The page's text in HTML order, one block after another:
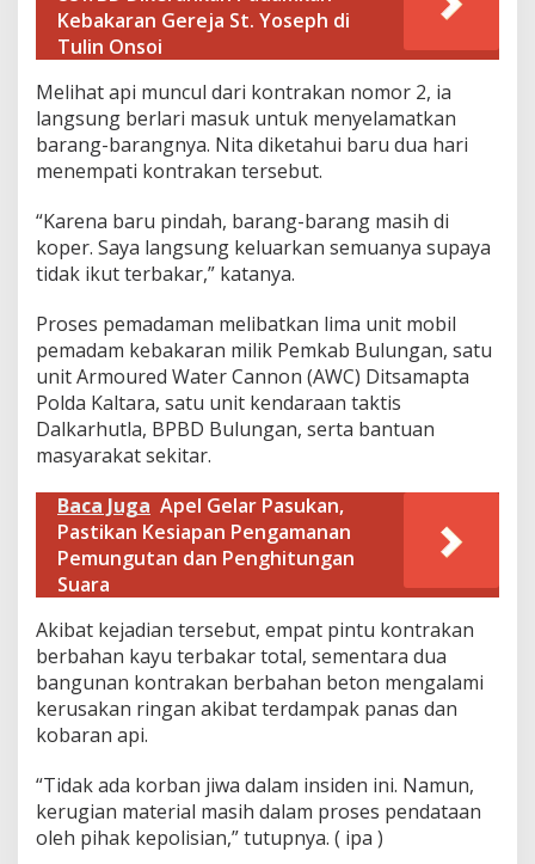
Kebakaran Gereja St. Yoseph di
Tulin Onsoi
Melihat api muncul dari kontrakan nomor 2, ia
langsung berlari masuk untuk menyelamatkan
barang-barangnya. Nita diketahui baru dua hari
menempati kontrakan tersebut.
“Karena baru pindah, barang-barang masih di
koper. Saya langsung keluarkan semuanya supaya
tidak ikut terbakar,” katanya.
Proses pemadaman melibatkan lima unit mobil
pemadam kebakaran milik Pemkab Bulungan, satu
unit Armoured Water Cannon (AWC) Ditsamapta
Polda Kaltara, satu unit kendaraan taktis
Dalkarhutla, BPBD Bulungan, serta bantuan
masyarakat sekitar.
Baca Juga Apel Gelar Pasukan,
Pastikan Kesiapan Pengamanan
Pemungutan dan Penghitungan
Suara
Akibat kejadian tersebut, empat pintu kontrakan
berbahan kayu terbakar total, sementara dua
bangunan kontrakan berbahan beton mengalami
kerusakan ringan akibat terdampak panas dan
kobaran api.
“Tidak ada korban jiwa dalam insiden ini. Namun,
kerugian material masih dalam proses pendataan
oleh pihak kepolisian,” tutupnya. ( ipa )